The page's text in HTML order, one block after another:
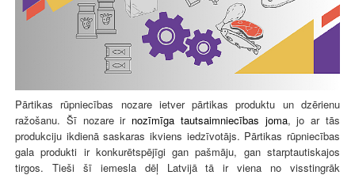
a
u
Pārtikas rūpniecības nozare ietver pārtikas produktu un dzērienu
ražošanu. Šī nozare ir nozīmīga tautsaimniecības joma, jo ar tās
produkciju ikdienā saskaras ikviens iedzīvotājs. Pārtikas rūpniecības
gala produkti ir konkurētspējīgi gan pašmāju, gan starptautiskajos
tirgos. Tieši šī iemesla dēļ Latvijā tā ir viena no visstingrāk